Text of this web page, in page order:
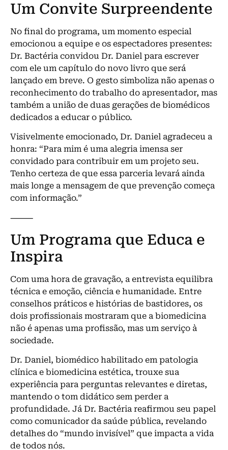
Um Convite Surpreendente
No final do programa, um momento especial
emocionou a equipe e os espectadores presentes:
Dr. Bactéria convidou Dr. Daniel para escrever
com ele um capítulo do novo livro que será
lançado em breve. O gesto simboliza não apenas o
reconhecimento do trabalho do apresentador, mas
também a união de duas gerações de biomédicos
dedicados a educar o público.
Visivelmente emocionado, Dr. Daniel agradeceu a
honra: “Para mim é uma alegria imensa ser
convidado para contribuir em um projeto seu.
Tenho certeza de que essa parceria levará ainda
mais longe a mensagem de que prevenção começa
com informação.”
⸻
Um Programa que Educa e
Inspira
Com uma hora de gravação, a entrevista equilibra
técnica e emoção, ciência e humanidade. Entre
conselhos práticos e histórias de bastidores, os
dois profissionais mostraram que a biomedicina
não é apenas uma profissão, mas um serviço à
sociedade.
Dr. Daniel, biomédico habilitado em patologia
clínica e biomedicina estética, trouxe sua
experiência para perguntas relevantes e diretas,
mantendo o tom didático sem perder a
profundidade. Já Dr. Bactéria reafirmou seu papel
como comunicador da saúde pública, revelando
detalhes do “mundo invisível” que impacta a vida
de todos nós.